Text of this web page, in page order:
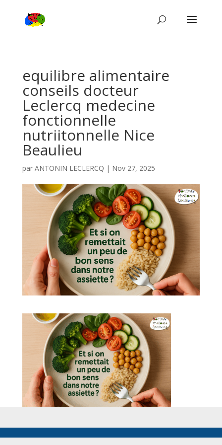
equilibre alimentaire
conseils docteur
Leclercq medecine
fonctionnelle
nutriitonnelle Nice
Beaulieu
par ANTONIN LECLERCQ | Nov 27, 2025